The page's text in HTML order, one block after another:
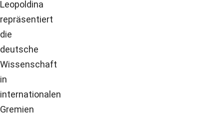
Leopoldina
repräsentiert
die
deutsche
Wissenschaft
in
internationalen
Gremien